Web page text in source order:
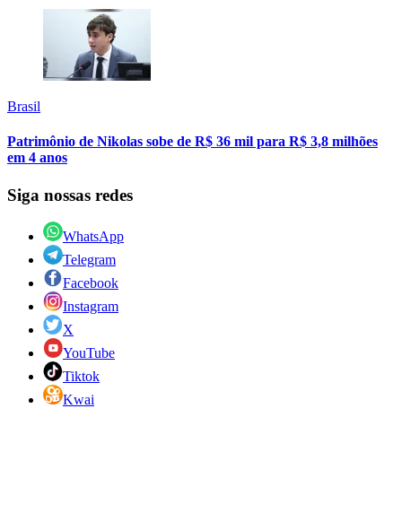
Brasil
Patrimônio de Nikolas sobe de R$ 36 mil para R$ 3,8 milhões
em 4 anos
Siga nossas redes
WhatsApp
Telegram
Facebook
Instagram
X
YouTube
Tiktok
Kwai